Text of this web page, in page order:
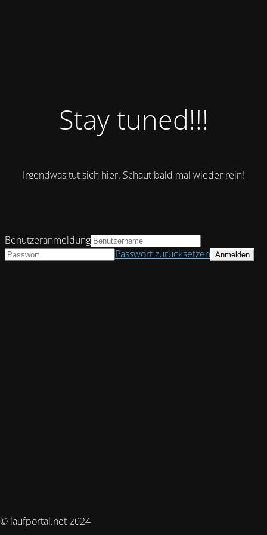
Stay tuned!!!
Irgendwas tut sich hier. Schaut bald mal wieder rein!
© laufportal.net 2024
Benutzeranmeldung
Passwort zurücksetzen